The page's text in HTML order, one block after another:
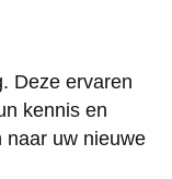
Deze ervaren
kennis en
naar uw nieuwe